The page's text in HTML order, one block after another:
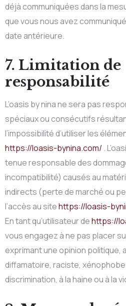
déjà communiquées dans la
que vous nous avez
date antérieure.
7. Limitation de
responsabilité
L’oasis by nina ne sera pas
spéciaux ou consécutifs
l’impossibilité d’utiliser les
https://loasis-bynina.com/.
tenue responsable des
incompatibilité) causés au
indirects (perte de marché ou
l’accès au sitehttps://loasis-
En tant qu’utilisateur dehttps://
vous engagez à ne pas placer
exprimant une opinion politique,
diffamatoire, raciste, xénophobe
discrimination, à la haine ou à la